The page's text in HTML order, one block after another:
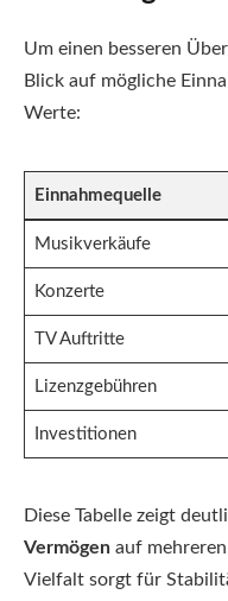
Um einen besseren
Blick auf mögliche
Werte:
Einnahmequelle
Musikverkäufe
Konzerte
TV Auftritte
Lizenzgebühren
Investitionen
Diese Tabelle zeigt
Vermögen auf
Vielfalt sorgt für